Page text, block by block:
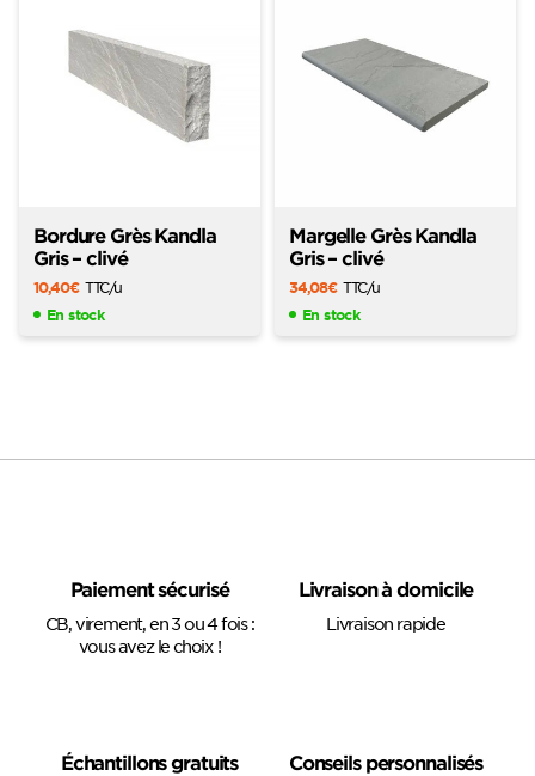
Bordure Grès Kandla
Gris – clivé
10,40€ TTC/u
En stock
Margelle Grès Kandla
Gris – clivé
34,08€ TTC/u
En stock
Paiement sécurisé
CB, virement, en 3 ou 4 fois :
vous avez le choix !
Livraison à domicile
Livraison rapide
Échantillons gratuits Conseils personnalisés